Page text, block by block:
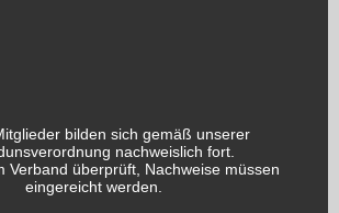
bilden sich gemäß unserer
nachweislich fort.
Verband überprüft, Nachweise müssen
eingereicht werden.